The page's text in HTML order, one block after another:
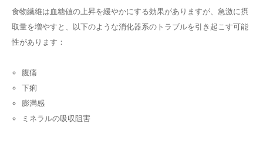
食物繊維は血糖値の上昇を緩やかにする効果がありますが、急激に摂
取量を増やすと、以下のような消化器系のトラブルを引き起こす可能
性があります：
腹痛
下痢
膨満感
ミネラルの吸収阻害